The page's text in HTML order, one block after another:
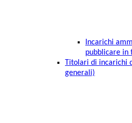
Incarichi
pubblicare in
Titolari di incarichi
generali)